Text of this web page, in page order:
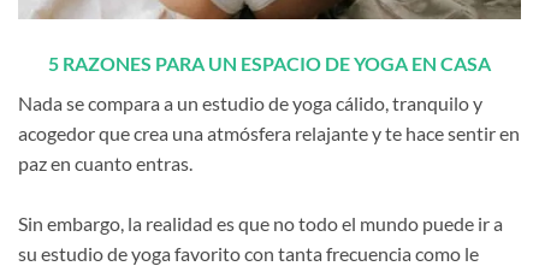
5 RAZONES PARA UN ESPACIO DE YOGA EN CASA
Nada se compara a un estudio de yoga cálido, tranquilo y
acogedor que crea una atmósfera relajante y te hace sentir en
paz en cuanto entras.
Sin embargo, la realidad es que no todo el mundo puede ir a
su estudio de yoga favorito con tanta frecuencia como le